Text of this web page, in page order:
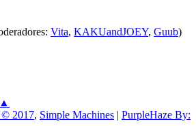
Vita, KAKUandJOEY, Guub)
© 2017, Simple Machines | PurpleHaze By: